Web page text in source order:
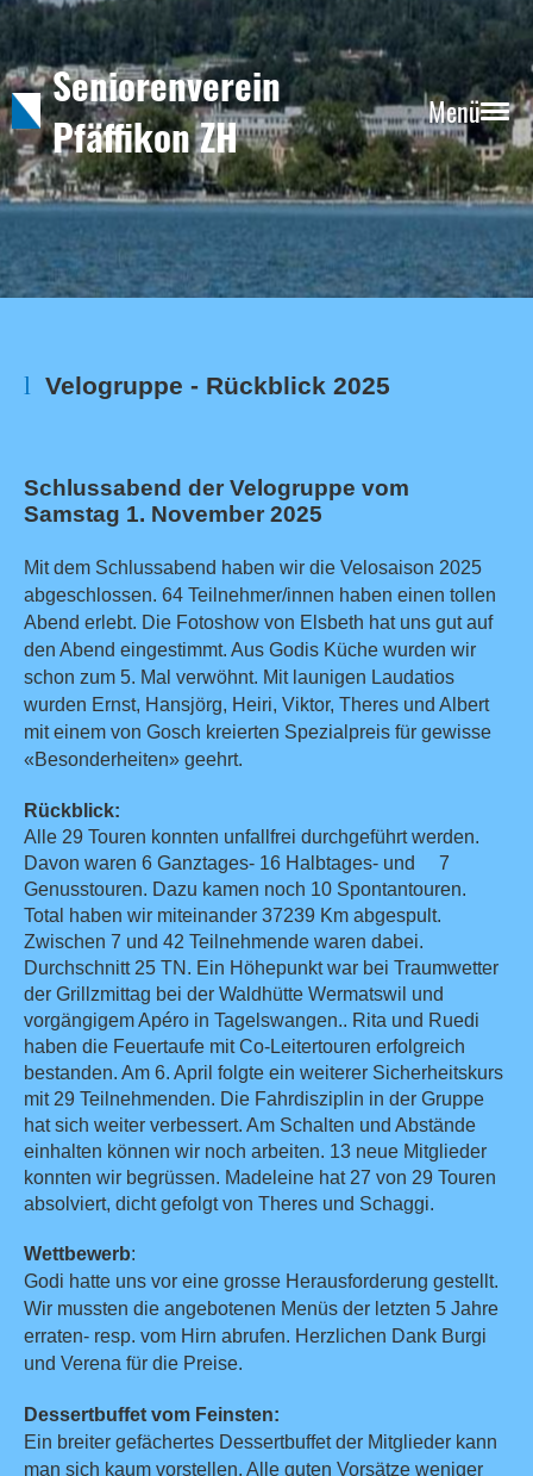
Menü
Seniorenverein
Pfäffikon ZH
l Velogruppe - Rückblick 2025
Schlussabend der Velogruppe vom
Samstag 1. November 2025
Mit dem Schlussabend haben wir die Velosaison 2025
abgeschlossen. 64 Teilnehmer/innen haben einen tollen
Abend erlebt. Die Fotoshow von Elsbeth hat uns gut auf
den Abend eingestimmt. Aus Godis Küche wurden wir
schon zum 5. Mal verwöhnt. Mit launigen Laudatios
wurden Ernst, Hansjörg, Heiri, Viktor, Theres und Albert
mit einem von Gosch kreierten Spezialpreis für gewisse
«Besonderheiten» geehrt.
Rückblick:
Alle 29 Touren konnten unfallfrei durchgeführt werden.
Davon waren 6 Ganztages- 16 Halbtages- und
7
Genusstouren. Dazu kamen noch 10 Spontantouren.
Total haben wir miteinander 37239 Km abgespult.
Zwischen 7 und 42 Teilnehmende waren dabei.
Durchschnitt 25 TN. Ein Höhepunkt war bei Traumwetter
der Grillzmittag bei der Waldhütte Wermatswil und
vorgängigem Apéro in Tagelswangen.. Rita und Ruedi
haben die Feuertaufe mit Co-Leitertouren erfolgreich
bestanden. Am 6. April folgte ein weiterer Sicherheitskurs
mit 29 Teilnehmenden. Die Fahrdisziplin in der Gruppe
hat sich weiter verbessert. Am Schalten und Abstände
einhalten können wir noch arbeiten. 13 neue Mitglieder
konnten wir begrüssen. Madeleine hat 27 von 29 Touren
absolviert, dicht gefolgt von Theres und Schaggi.
Wettbewerb:
Godi hatte uns vor eine grosse Herausforderung gestellt.
Wir mussten die angebotenen Menüs der letzten 5 Jahre
erraten- resp. vom Hirn abrufen. Herzlichen Dank Burgi
und Verena für die Preise.
Dessertbuffet vom Feinsten:
Ein breiter gefächertes Dessertbuffet der Mitglieder kann
man sich kaum vorstellen. Alle guten Vorsätze weniger